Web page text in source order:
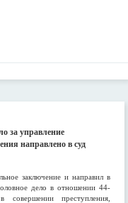
за управление
направлено в суд
заключение и направил в
дело в отношении 44-
преступления,